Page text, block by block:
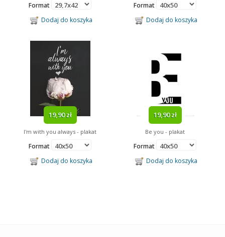
Format
Dodaj do koszyka
Format
Dodaj do koszyka
19,90 zł
I'm with you always - plakat
Format
Dodaj do koszyka
19,90 zł
Be you - plakat
Format
Dodaj do koszyka